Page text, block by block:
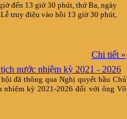
đến 13 giờ 30 phút, thứ Ba, ngày
truy điệu vào hồi 13 giờ 30 phút,
Chi tiết »
nước nhiệm kỳ 2021 - 2026
đã thông qua Nghị quyết bầu Chủ
nhiệm kỳ 2021-2026 đối với ông Võ